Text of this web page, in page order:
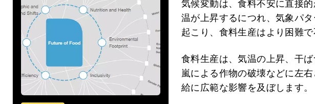
気候変動は、食料不安に直接
温が上昇するにつれ、気象パ
起こり、食料生産はより困難
食料生産は、気温の上昇、干
嵐による作物の破壊などに左
給に広範な影響を及ぼします。